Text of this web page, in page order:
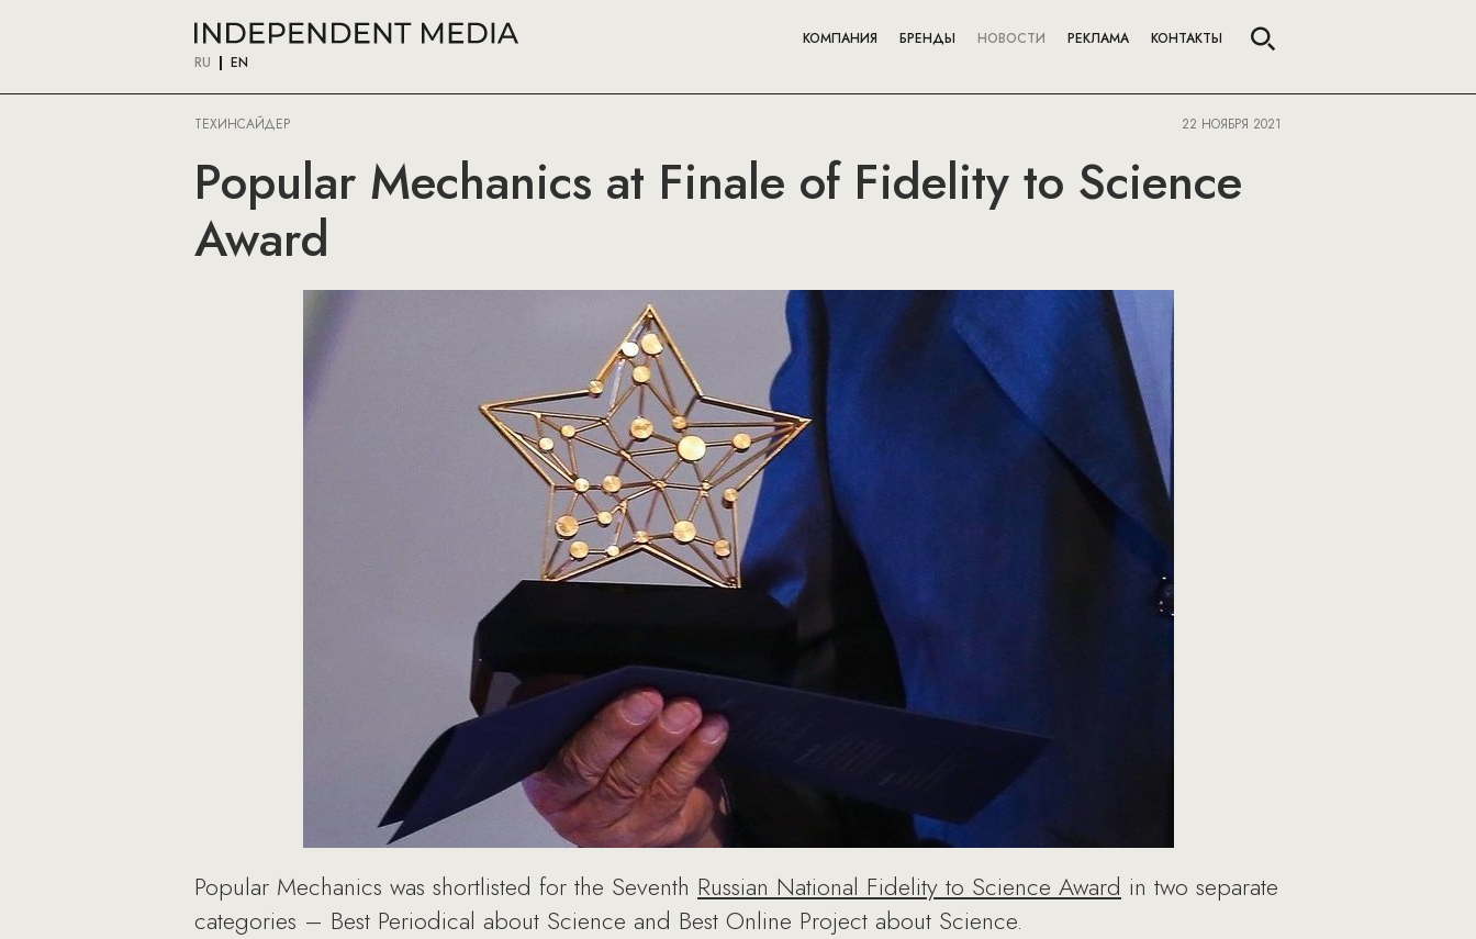
RU EN
КОМПАНИЯ БРЕНДЫ НОВОСТИ РЕКЛАМА КОНТАКТЫ
ТЕХИНСАЙДЕР 22 НОЯБРЯ 2021
Popular Mechanics at Finale of Fidelity to Science
Award
Popular Mechanics was shortlisted for the Seventh Russian National Fidelity to Science Award in two separate
categories – Best Periodical about Science and Best Online Project about Science.